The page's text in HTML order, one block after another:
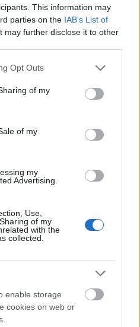
This information may
parties on the IAB’s List of
may further disclose it to other
uses one or more Google
behaviour. You may click to
and its third-party tags to
purposes in below Google
Opt Outs
of my
of my
my
Advertising.
Use,
of my
with the
collected.
enable storage
cookies on web or
felül is tartogat
méltóságteljes,
C. Scott itt
rágózó, vadul gesztikuláló
(amire Kubrick
vette rá) csaknem ellopja
teljes komolysággal
emberi testnedvek
mint nem-
hátborzongatóan
különösen a Guano(!)
és az emblematikus
Slim Pickens
a dialógusokat nem
így néha olyan
ami, tekintetbe véve a
élvezetes.